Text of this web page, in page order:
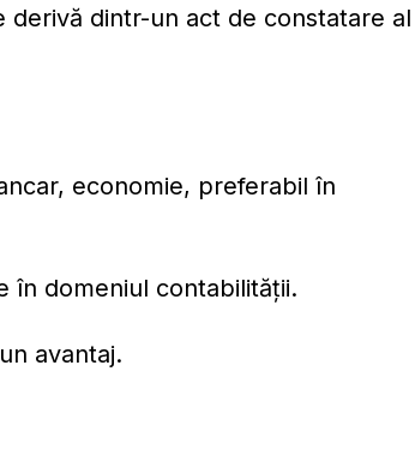
dintr-un act de constatare al
economie, preferabil în
în domeniul contabilităţii.
avantaj.